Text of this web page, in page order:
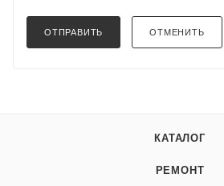
ОТПРАВИТЬ ОТМЕНИТЬ
КАТАЛОГ
РЕМОНТ